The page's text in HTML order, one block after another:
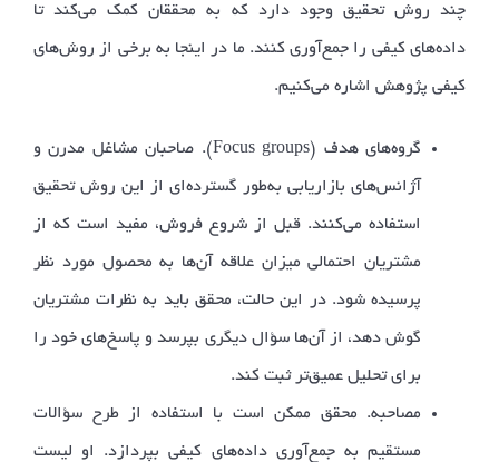
چند روش تحقیق وجود دارد که به محققان کمک می‌کند تا
داده‌های کیفی را جمع‌آوری کنند. ما در اینجا به برخی از روش‌های
کیفی پژوهش اشاره می‌کنیم.
گروه‌‌های هدف (Focus groups). صاحبان مشاغل مدرن و
آژانس‌های بازاریابی به‌طور گسترده‌ای از این روش تحقیق
استفاده می‌کنند. قبل از شروع فروش، مفید است که از
مشتریان احتمالی میزان علاقه آن‌ها به محصول مورد نظر
پرسیده شود. در این حالت، محقق باید به نظرات مشتریان
گوش دهد، از آن‌ها سؤال دیگری بپرسد و پاسخ‌های خود را
برای تحلیل عمیق‌تر ثبت کند.
مصاحبه. محقق ممکن است با استفاده از طرح سؤالات
مستقیم به جمع‌آوری داده‌های کیفی بپردازد. او لیست